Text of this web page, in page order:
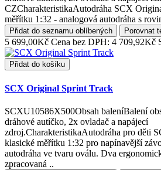
CZCharakteristikaAutodráha SCX
měřítku 1:32 - analogová autodráha s
Přidat do seznamu oblíbených Porovnat
5 699,00Kč Cena bez DPH: 4 709,92Kč
Přidat do košíku
SCX Original Sprint Track
SCXU10586X500Obsah baleníBalení
dráhové autíčko, 2x ovladač a napájecí
zdroj.CharakteristikaAutodráha pro děti
klasické měřítku 1:32 pro napínavější
autodráha ve tvaru oválu. Dva
zpracovaná ..